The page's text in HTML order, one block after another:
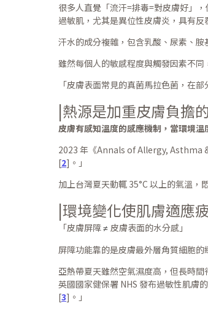
很多人直覺「流汗=排毒=對皮膚好」
過敏肌，尤其是異位性皮膚炎，具有
汗水的成分複雜，包含乳酸、尿素、
雖然每個人的敏感程度與觸發因素不
「皮膚表面常見的真菌馬拉色菌，在
|熱源是加重皮膚負擔
皮膚有感知溫度的感應機制，當環境
2023 年《Annals of Allergy, Asthma
[2]。」
加上台灣夏天動輒 35°C 以上的氣溫，
|環境變化使肌膚適應
「皮膚屏障≠ 皮膚表面的水分感」
屏障功能靠的是皮膚最外層角質細胞
亞熱帶夏天雖然空氣濕度高，但長時
英國國家健保署 NHS 發布過敏性肌膚
[3]。」